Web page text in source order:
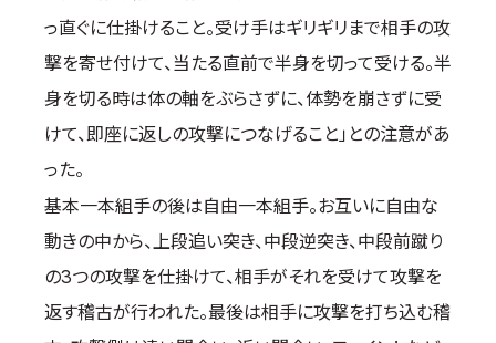
っ直ぐに仕掛けること。受け手はギリギリまで相手の攻
撃を寄せ付けて、当たる直前で半身を切って受ける。半
身を切る時は体の軸をぶらさずに、体勢を崩さずに受
けて、即座に返しの攻撃につなげること」との注意があ
った。
基本一本組手の後は自由一本組手。お互いに自由な
動きの中から、上段追い突き、中段逆突き、中段前蹴り
の3つの攻撃を仕掛けて、相手がそれを受けて攻撃を
返す稽古が行われた。最後は相手に攻撃を打ち込む稽